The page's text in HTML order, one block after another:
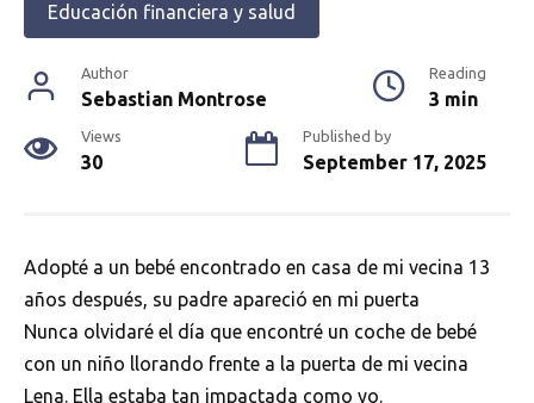
Educación financiera y salud
Author
Sebastian Montrose
Reading
3 min
Views
30
Published by
September 17, 2025
Adopté a un bebé encontrado en casa de mi vecina 13
años después, su padre apareció en mi puerta
Nunca olvidaré el día que encontré un coche de bebé
con un niño llorando frente a la puerta de mi vecina
Lena. Ella estaba tan impactada como yo.